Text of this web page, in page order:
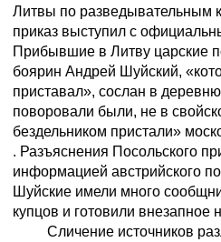
Литвы по разведывательным
приказ выступил с
Прибывшие в Литву царские
боярин Андрей Шуйский,
приставал», сослан в
поворовали были, не в
бездельником пристали»
. Разъяснения Посольского
информацией австрийского
Шуйские имели много
купцов и готовили внезапное
Сличение источников